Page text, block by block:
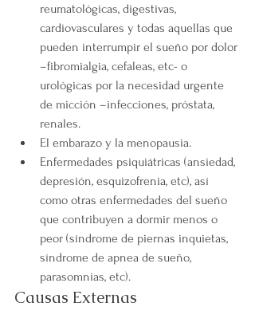
reumatológicas, digestivas,
cardiovasculares y todas aquellas que
pueden interrumpir el sueño por dolor
–fibromialgia, cefaleas, etc- o
urológicas por la necesidad urgente
de micción –infecciones, próstata,
renales.
El embarazo y la menopausia.
Enfermedades psiquiátricas (ansiedad,
depresión, esquizofrenia, etc), así
como otras enfermedades del sueño
que contribuyen a dormir menos o
peor (síndrome de piernas inquietas,
síndrome de apnea de sueño,
parasomnias, etc).
Causas Externas